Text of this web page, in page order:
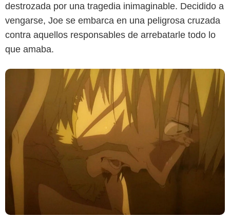
destrozada por una tragedia inimaginable. Decidido a
vengarse, Joe se embarca en una peligrosa cruzada
contra aquellos responsables de arrebatarle todo lo
que amaba.